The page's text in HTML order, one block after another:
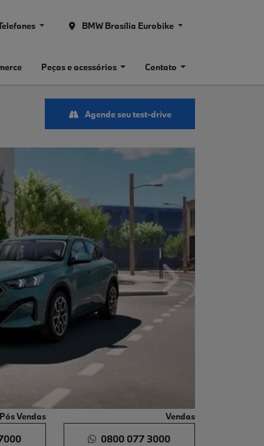
BMW Brasília Eurobike
Peças e acessórios Contato
Agende seu test-drive
Próximo
Vendas Vendas
0800 077 3000